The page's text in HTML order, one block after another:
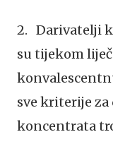
2. Darivatelji
su tijekom
sve kriterije
koncentrata